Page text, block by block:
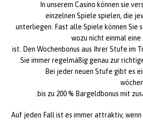
In unserem Casino können sie
einzelnen Spiele spielen, die
unterliegen. Fast alle Spiele können Sie
wozu nicht einmal
ist. Den Wochenbonus aus Ihrer Stufe im
Sie immer regelmäßig genau zur
Bei jeder neuen Stufe gibt es
bis zu 200 % Bargeldbonus mit
Auf jeden Fall ist es immer attraktiv, wenn